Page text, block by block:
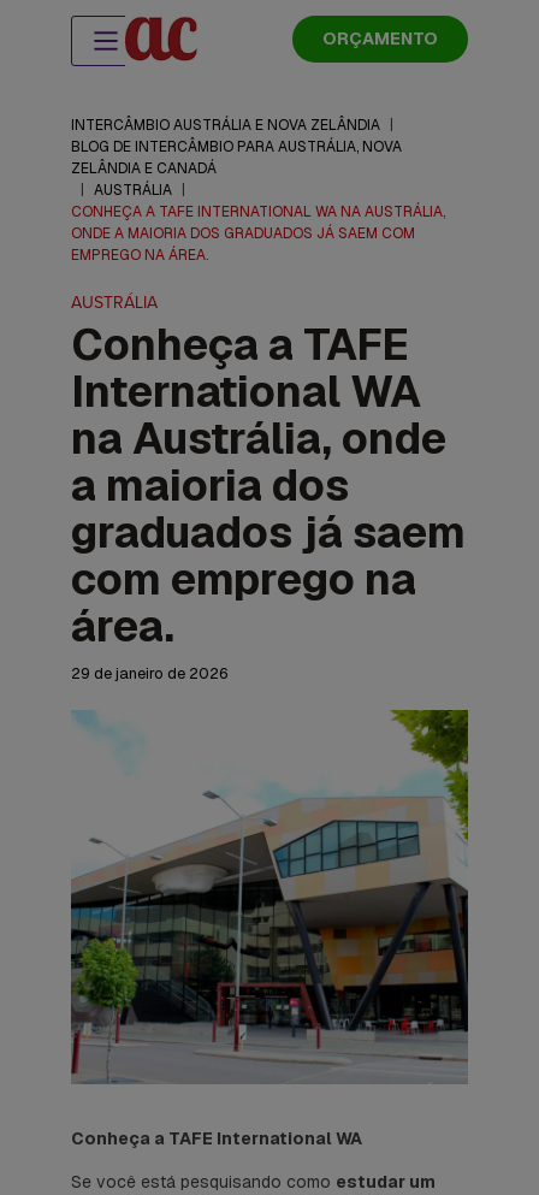
ORÇAMENTO
INTERCÂMBIO AUSTRÁLIA E NOVA ZELÂNDIA
BLOG DE INTERCÂMBIO PARA AUSTRÁLIA, NOVA
ZELÂNDIA E CANADÁ
AUSTRÁLIA
CONHEÇA A TAFE INTERNATIONAL WA NA AUSTRÁLIA,
ONDE A MAIORIA DOS GRADUADOS JÁ SAEM COM
EMPREGO NA ÁREA.
AUSTRÁLIA
Conheça a TAFE
International WA
na Austrália, onde
a maioria dos
graduados já saem
com emprego na
área.
29 de janeiro de 2026
Conheça a TAFE International WA
Se você está pesquisando como estudar um